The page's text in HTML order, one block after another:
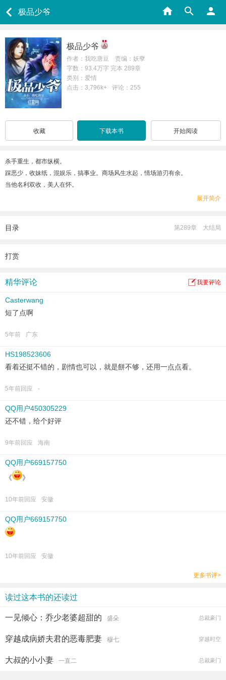
极品少爷
极品少爷
作者：我吃唐豆 责编：妖孽
字数：93.4万字 完本 289章
类别：爱情
点击：3,796k+
评论：255
收藏 下载本书 开始阅读
杀手重生，都市纵横。
踩恶少，收妹纸，混娱乐，搞事业。商场风生水起，情场游刃有余。
当他名利双收，美人在怀。
展开简介
目录 第289章 大结局
打赏
精华评论 我要评论
Casterwang
短了点啊
5年前 广东
HS198523606
看着还挺不错的，剧情也可以，就是餅不够，还用一点点看。
5年前回应 -
QQ用户450305229
还不错，给个好评
9年前回应 海南
QQ用户669157750
《
》
10年前回应 安徽
QQ用户669157750
10年前回应 安徽
更多书评>
读过这本书的还读过
一见倾心：乔少老婆超甜的 盛朵 总裁豪门
穿越成病娇夫君的恶毒肥妻 穆七 穿越时空
大叔的小小妻 一直二 总裁豪门